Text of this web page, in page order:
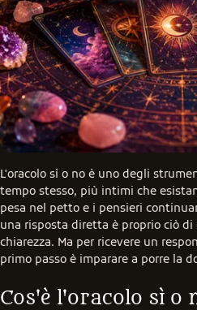
L'oracolo sì o no è uno degli
tempo stesso, più intimi che
pesa nel petto e i pensieri
una risposta diretta è proprio ciò
chiarezza. Ma per ricevere un
primo passo è imparare a porre la
Cos'è l'oracolo sì o